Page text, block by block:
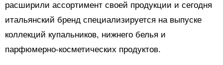
расширили ассортимент своей продукции и сегодня
итальянский бренд специализируется на выпуске
коллекций купальников, нижнего белья и
парфюмерно-косметических продуктов.